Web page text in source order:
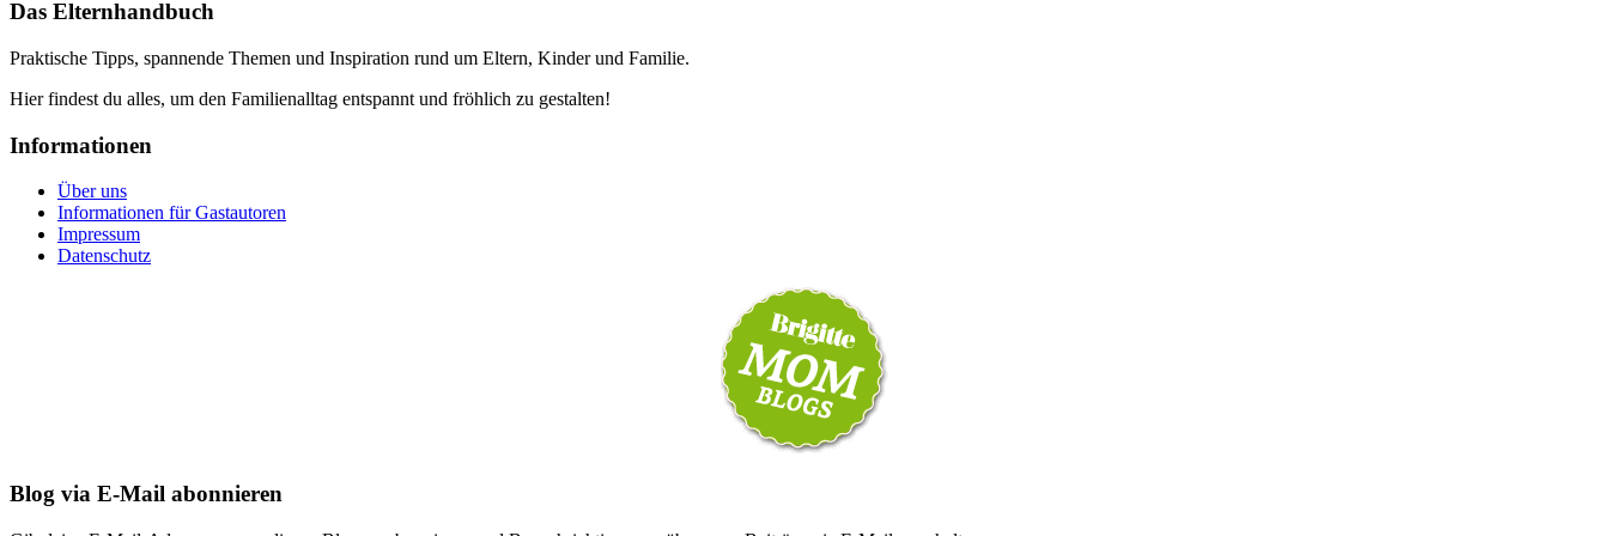
Das Elternhandbuch
Praktische Tipps, spannende Themen und Inspiration rund um Eltern, Kinder und Familie.
Hier findest du alles, um den Familienalltag entspannt und fröhlich zu gestalten!
Informationen
Über uns
Informationen für Gastautoren
Impressum
Datenschutz
Blog via E-Mail abonnieren